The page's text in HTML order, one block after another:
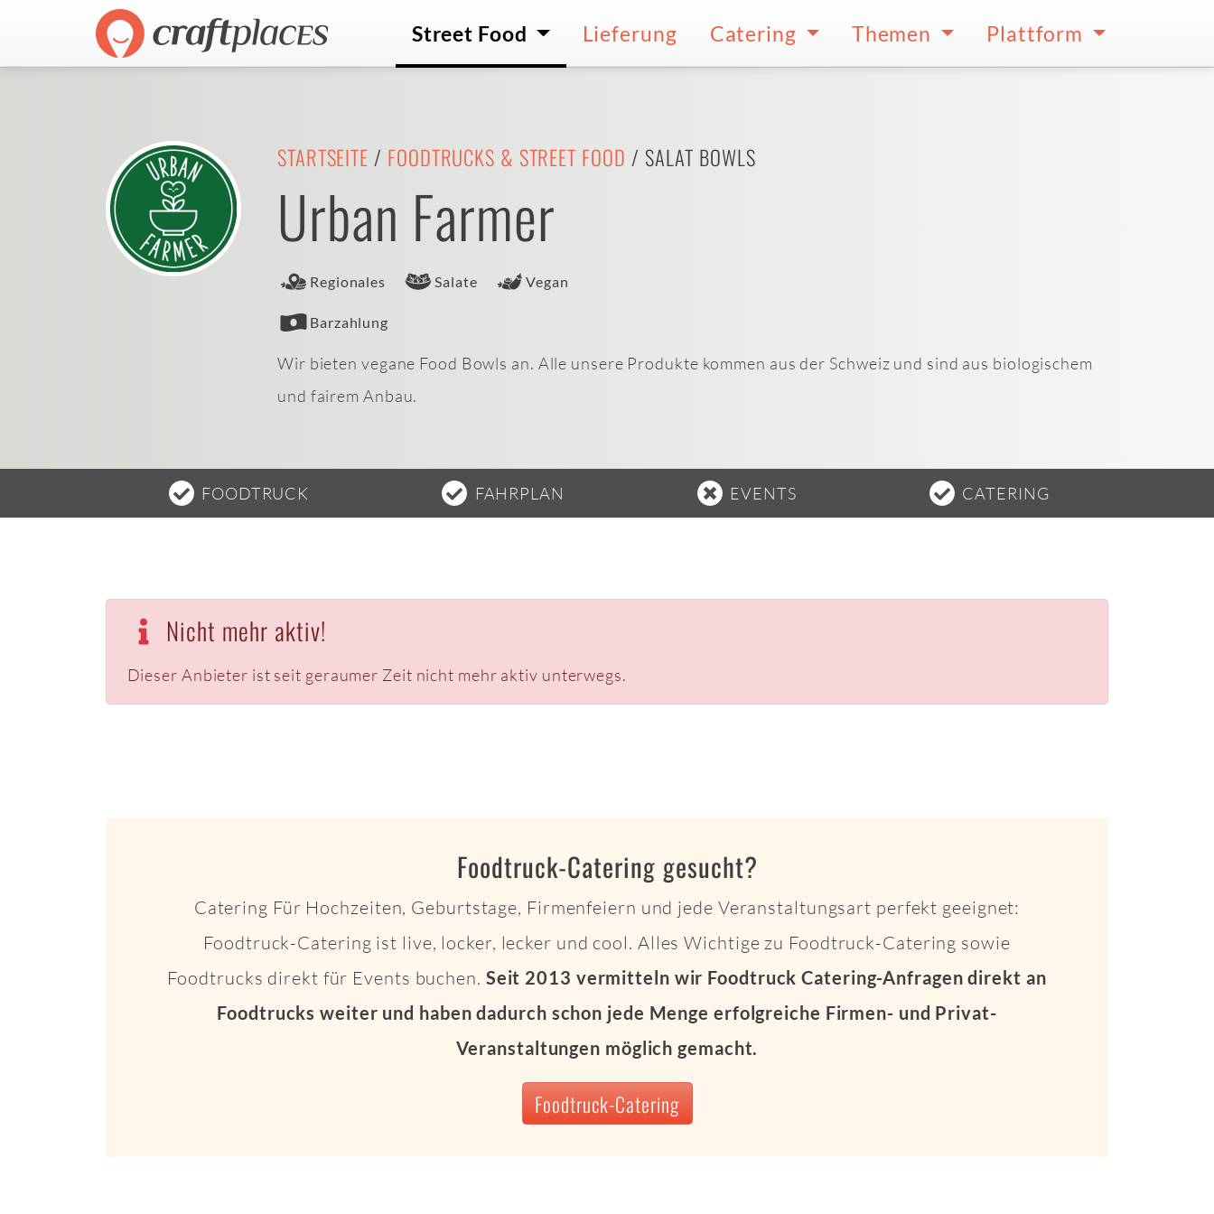
Street Food Lieferung Catering Themen Plattform
STARTSEITE / FOODTRUCKS & STREET FOOD / SALAT BOWLS
Urban Farmer
Regionales Salate Vegan
Barzahlung
Wir bieten vegane Food Bowls an. Alle unsere Produkte kommen aus der Schweiz und sind aus biologischem
und fairem Anbau.
FOODTRUCK FAHRPLAN EVENTS CATERING
Nicht mehr aktiv!
Dieser Anbieter ist seit geraumer Zeit nicht mehr aktiv unterwegs.
Foodtruck-Catering gesucht?
Catering Für Hochzeiten, Geburtstage, Firmenfeiern und jede Veranstaltungsart perfekt geeignet:
Foodtruck-Catering ist live, locker, lecker und cool. Alles Wichtige zu Foodtruck-Catering sowie
Foodtrucks direkt für Events buchen. Seit 2013 vermitteln wir Foodtruck Catering-Anfragen direkt an
Foodtrucks weiter und haben dadurch schon jede Menge erfolgreiche Firmen- und Privat-
Veranstaltungen möglich gemacht.
Foodtruck-Catering